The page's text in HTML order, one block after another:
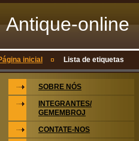
Antique-online
inicial Lista de etiquetas
SOBRE NÓS
INTEGRANTES/
GEMEMBROJ
CONTATE-NOS